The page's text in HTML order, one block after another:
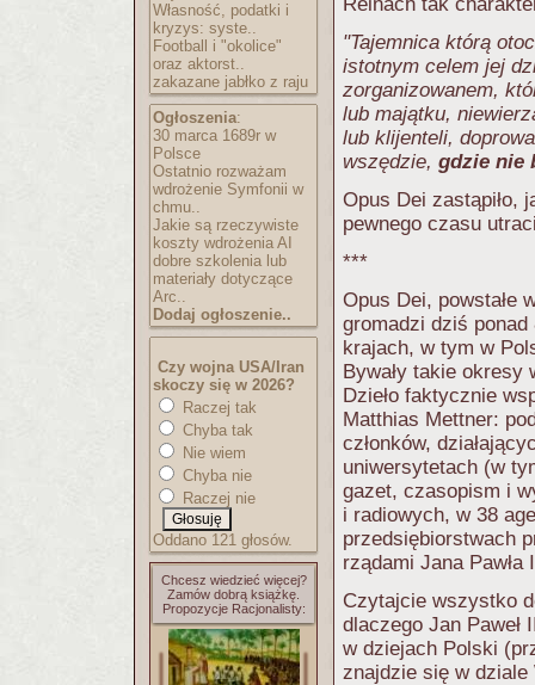
Własność, podatki i
kryzys: syste..
Football i "okolice"
oraz aktorst..
zakazane jabłko z raju
Ogłoszenia:
30 marca 1689r w
Polsce
Ostatnio rozważam
wdrożenie Symfonii w
chmu..
Jakie są rzeczywiste
koszty wdrożenia AI
dobre szkolenia lub
materiały dotyczące
Arc..
Dodaj ogłoszenie..
Czy wojna USA/Iran
skoczy się w 2026?
Raczej tak
Chyba tak
Nie wiem
Chyba nie
Raczej nie
Oddano 121 głosów.
Chcesz wiedzieć więcej?
Zamów dobrą książkę.
Propozycje Racjonalisty:
"Tajemnica którą
istotnym celem jej
zorganizowanem,
lub majątku,
lub klijenteli,
wszędzie, gdzie nie
Opus Dei zastąpiło,
pewnego czasu
***
Opus Dei, powstałe
gromadzi dziś
krajach, w tym w
Bywały takie
Dzieło faktycznie
Matthias Mettner:
członków,
uniwersytetach (w
gazet, czasopism i
i radiowych, w 38
przedsiębiorstwach
rządami Jana Pawła
Czytajcie wszystko
dlaczego Jan
w dziejach Polski
znajdzie się w